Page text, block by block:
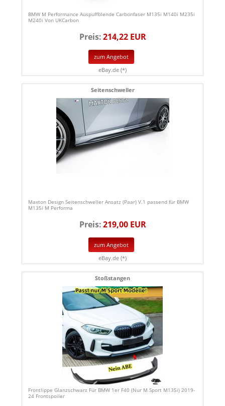
BMW M Performance Auspuffblende Carbonfaser M135i M140i M235i
M240i Von UKCarbon
Preis:214,22 EUR
zum Angebot
eBay.de (*)
Seitenschweller
Maxton Design Seitenschweller Ansatz (Paar) V.1 passend für BMW
M135i M Performa
Preis:219,00 EUR
zum Angebot
eBay.de (*)
Stoßstangen
Frontlippe Glanzschwarz Für BMW 1er F40 (Nur M Sport M135i) 2019-
24 Frontspoiler